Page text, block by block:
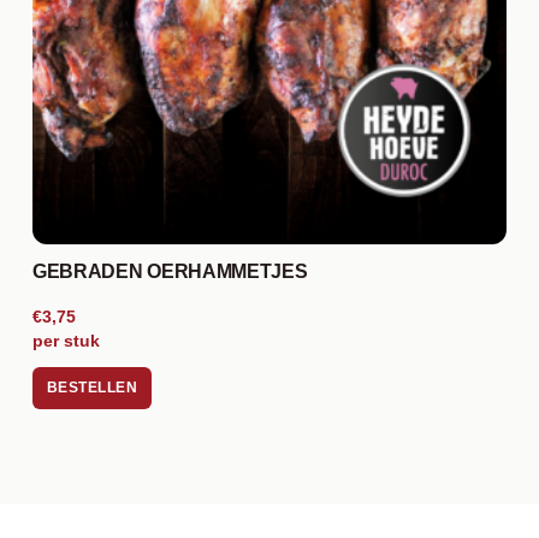
GEBRADEN OERHAMMETJES
€3,75
per stuk
BESTELLEN